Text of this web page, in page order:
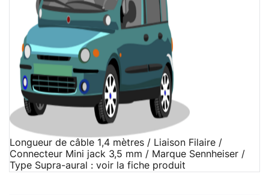
Longueur de câble 1,4 mètres / Liaison Filaire /
Connecteur Mini jack 3,5 mm / Marque Sennheiser /
Type Supra-aural : voir la fiche produit